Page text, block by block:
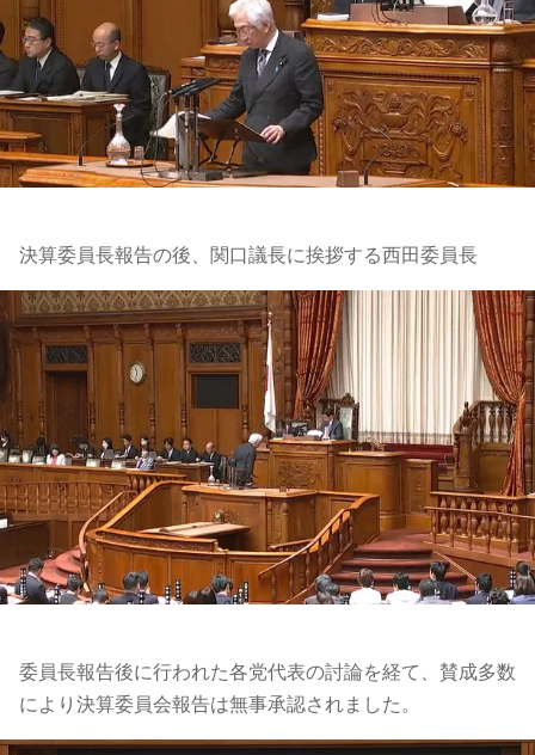
決算委員長報告の後、関口議長に挨拶する西田委員長
委員長報告後に行われた各党代表の討論を経て、賛成多数
により決算委員会報告は無事承認されました。